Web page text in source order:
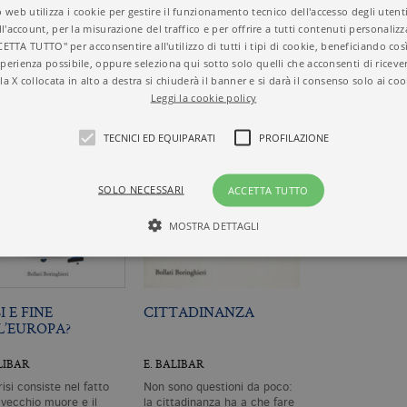
E FINE
consiste nel fatto
muore e il
CITTADINANZA
E. BALIBAR
Non sono questioni da poco:
la cittadinanza ha a che fare
web utilizza i cookie per gestire il funzionamento tecnico dell'accesso degli
per la misurazione del traffico e per offrire a tutti contenuti
TUTTO" per acconsentire all'utilizzo di tutti i tipi di cookie, beneficiando
possibile, oppure seleziona qui sotto solo quelli che acconsenti di
X collocata in alto a destra si chiuderà il banner e si darà il consenso solo ai
Leggi la cookie policy
TECNICI ED EQUIPARATI PROFILAZIONE
ACCETTA TUTTO
SOLO NECESSARI
MOSTRA DETTAGLI
necessari, consentono la funzionalità del sito Web principale come l'accesso
Scadenza
Descrizione